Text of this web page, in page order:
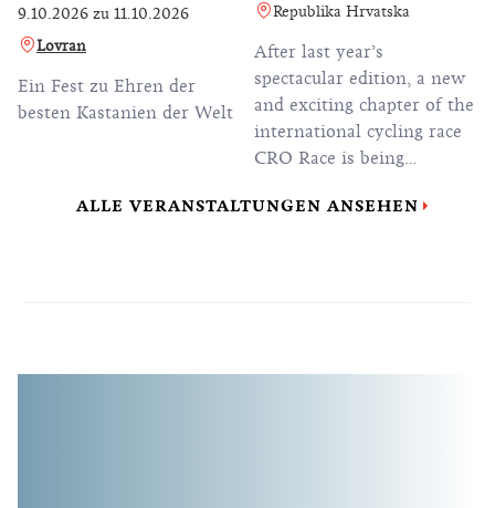
9.10.2026 zu 11.10.2026
Lovran
Ein Fest zu Ehren der
besten Kastanien der Welt
Republika Hrvatska
After last year’s
spectacular edition, a new
and exciting chapter of the
international cycling race
CRO Race is being
again send the most
ALLE VERANSTALTUNGEN ANSEHEN